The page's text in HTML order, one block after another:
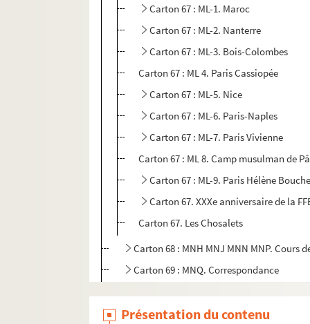
Carton 67 : ML-1. Maroc
Carton 67 : ML-2. Nanterre
Carton 67 : ML-3. Bois-Colombes
Carton 67 : ML 4. Paris Cassiopée
Carton 67 : ML-5. Nice
Carton 67 : ML-6. Paris-Naples
Carton 67 : ML-7. Paris Vivienne
Carton 67 : ML 8. Camp musulman de
Carton 67 : ML-9. Paris Hélène
Carton 67. XXXe anniversaire de la
Carton 67. Les Chosalets
Carton 68 : MNH MNJ MNN MNP.
Carton 69 : MNQ. Correspondance
Cartons 70 à 79. Fonds Muriel Glogg-Sage
Présentation du contenu